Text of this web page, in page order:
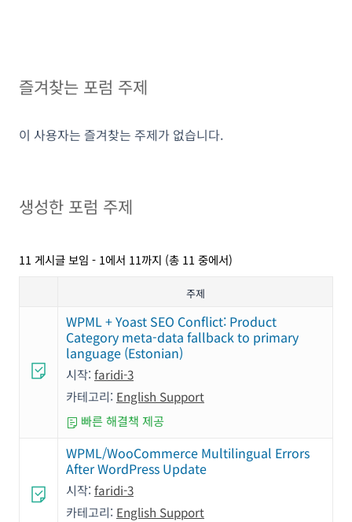
즐겨찾는 포럼 주제
이 사용자는 즐겨찾는 주제가 없습니다.
생성한 포럼 주제
11 게시글 보임 - 1에서 11까지 (총 11 중에서)
주제
WPML + Yoast SEO Conflict: Product
Category meta-data fallback to primary
language (Estonian)
시작: faridi-3
카테고리: English Support
빠른 해결책 제공
WPML/WooCommerce Multilingual Errors
After WordPress Update
시작: faridi-3
카테고리: English Support